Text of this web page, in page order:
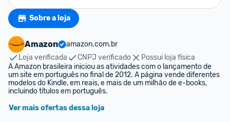
Sobre a loja
Amazon
amazon.com.br
Loja verificada
CNPJ verificado
Possui loja física
A Amazon brasileira iniciou as atividades com o lançamento de
um site em português no final de 2012. A página vende diferentes
modelos do Kindle, em reais, e mais de um milhão de e-books,
incluindo títulos em português.
Ver mais ofertas dessa loja